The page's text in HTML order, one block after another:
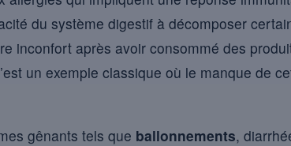
du système digestif à décomposer
inconfort après avoir consommé des
un exemple classique où le manque de
gênants tels que ballonnements,